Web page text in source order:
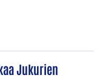
Jukurien